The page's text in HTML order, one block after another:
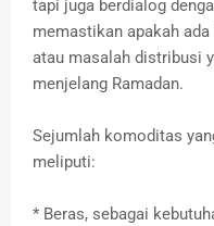
tapi juga berdialog
memastikan apakah
atau masalah distribusi
menjelang Ramadan.
Sejumlah komoditas
meliputi:
* Beras, sebagai